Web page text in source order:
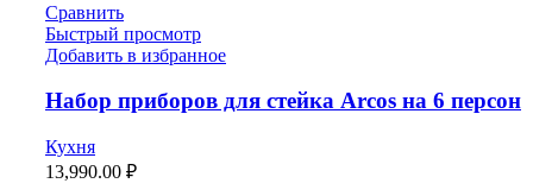
Сравнить
Быстрый просмотр
Добавить в избранное
Набор приборов для стейка Arcos на 6 персон
Кухня
13,990.00 ₽